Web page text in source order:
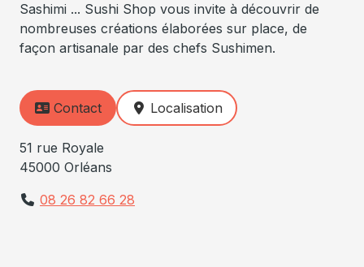
Sashimi ... Sushi Shop vous invite à découvrir de
nombreuses créations élaborées sur place, de
façon artisanale par des chefs Sushimen.
Contact Localisation
51 rue Royale
45000 Orléans
08 26 82 66 28